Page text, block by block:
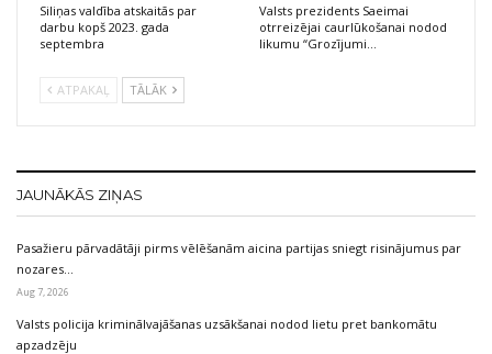
Siliņas valdība atskaitās par
darbu kopš 2023. gada
septembra
Valsts prezidents Saeimai
otrreizējai caurlūkošanai nodod
likumu “Grozījumi…
ATPAKAĻ TĀLĀK
JAUNĀKĀS ZIŅAS
Pasažieru pārvadātāji pirms vēlēšanām aicina partijas sniegt risinājumus par
nozares…
Aug 7, 2026
Valsts policija kriminālvajāšanas uzsākšanai nodod lietu pret bankomātu
apzadzēju